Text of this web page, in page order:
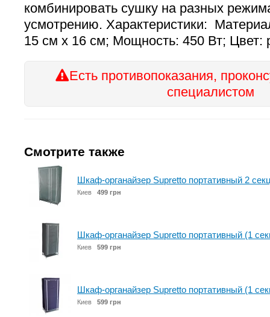
комбинировать сушку на разных
усмотрению. Характеристики:
15 см х 16 см; Мощность: 450 Вт; Цвет:
Есть противопоказания,
специалистом
Смотрите также
Шкаф-органайзер Supretto портативный 2
Киев 499 грн
Шкаф-органайзер Supretto портативный (1
Киев 599 грн
Шкаф-органайзер Supretto портативный (1
Киев 599 грн